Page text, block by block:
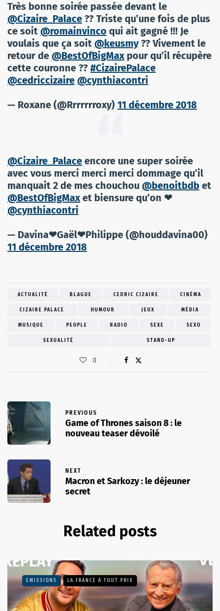
Très bonne soirée passée devant le
@Cizaire_Palace ?? Triste qu’une fois de plus
ce soit @romainvinco qui ait gagné !!! Je
voulais que ça soit @keusmy?? Vivement le
retour de @BestOfBigMaxpour qu’il récupère
cette couronne ?? #CizairePalace
@cedriccizaire @cynthiacontri
— Roxane (@Rrrrrrroxy) 11 décembre 2018
@Cizaire_Palace encore une super soirée
avec vous merci merci merci dommage qu’il
manquait 2 de mes chouchou @benoitbdb et
@BestOfBigMaxet biensure qu’on ❤
@cynthiacontri
— Davina❤Gaël❤Philippe (@houddavina00)
11 décembre 2018
ACTUALITÉ BLAGUE CEDRIC CIZAIRE CINÉMA
CIZAIRE PALACE HUMOUR JEUX MÉDIA
MUSIQUE PEOPLE RADIO SEXE SEXO
SEXUALITÉ STAND-UP
0
PREVIOUS
Game of Thrones saison 8 : le
nouveau teaser dévoilé
NEXT
Macron et Sarkozy : le déjeuner
secret
Related posts
EMISSIONS LA FRANCE À TOUT PRIX